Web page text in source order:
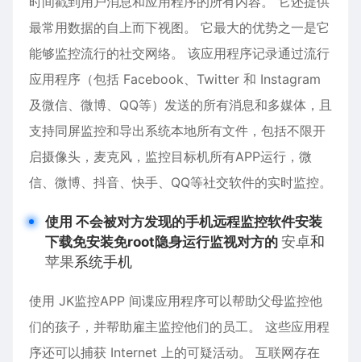
最常用数据的自上而下视图。 它最大的优势之一是它
能够监控流行的社交网络。 该应用程序记录通过流行
应用程序（包括 Facebook、Twitter 和 Instagram
及微信、微博、QQ等）发送的所有消息和多媒体，且
支持同屏监控和导出系统本地所有文件，包括不限开
启摄像头，麦克风，监控目标机所有APP运行，微
信、微博、抖音、快手、QQ等社交软件的实时监控。
使用 不会被对方发现的手机远程监控软件安装
下载免安装免root隐身运行监视对方的 安卓和
苹果系统手机
使用 JK监控APP 间谍应用程序可以帮助父母监控他
们的孩子，并帮助雇主监控他们的员工。 这些应用程
序还可以捕获 Internet 上的可疑活动。 互联网存在